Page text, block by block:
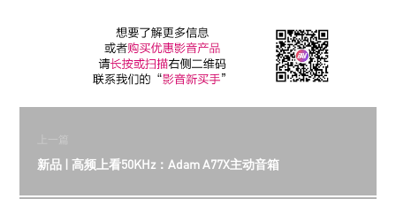
上一篇
新品 | 高频上看50KHz：Adam A77X主动音箱